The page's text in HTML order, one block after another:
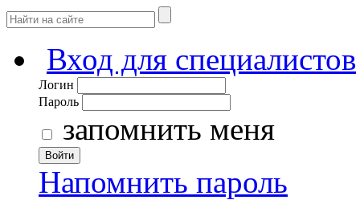
Вход для специалистов
Логин
Пароль
запомнить меня
Войти
Напомнить пароль